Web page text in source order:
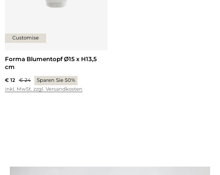
Customise
Forma Blumentopf Ø15 x H13,5
cm
€ 12 € 24
Sparen Sie 50%
inkl. MwSt. zzgl. Versandkosten